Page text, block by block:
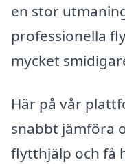
en stor
professionella
mycket
Här på vår
snabbt jämföra
flytthjälp och få